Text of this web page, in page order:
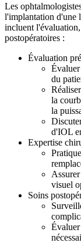
Les
l'implantation d'une
incluent
postopératoires :
Évaluation
du
la
la
d'IOL
Expertise
visuel
Soins
Évaluer